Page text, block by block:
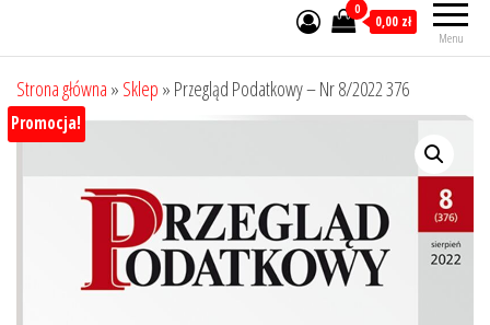
Menu
0
0,00 zł
Strona główna » Sklep » Przegląd Podatkowy – Nr 8/2022 376
Promocja!